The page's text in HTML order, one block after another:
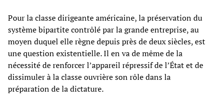
Pour la classe dirigeante américaine, la préservation du
système bipartite contrôlé par la grande entreprise, au
moyen duquel elle règne depuis près de deux siècles, est
une question existentielle. Il en va de même de la
nécessité de renforcer l’appareil répressif de l’État et de
dissimuler à la classe ouvrière son rôle dans la
préparation de la dictature.